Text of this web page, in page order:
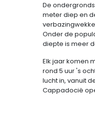
De
meter diep en
Onder de
diepte is meer
Elk jaar komen
rond 5 uur 's
lucht in, vanuit
Cappadocië